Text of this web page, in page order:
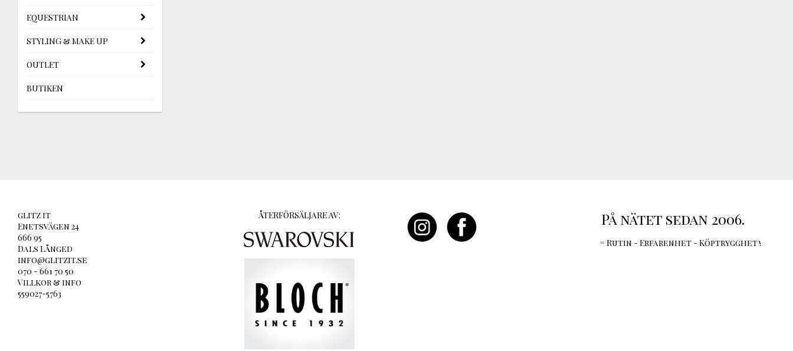
EQUESTRIAN
STYLING & MAKE UP
OUTLET
BUTIKEN
glitz it
Enetsvägen 24
666 95
Dals Långed
info@glitzit.se
070 - 661 70 50
Villkor & info
559027-5763
ÅTERFÖRSÄLJARE AV: På nätet sedan 2006.
= Rutin - Erfarenhet - Köptrygghet !